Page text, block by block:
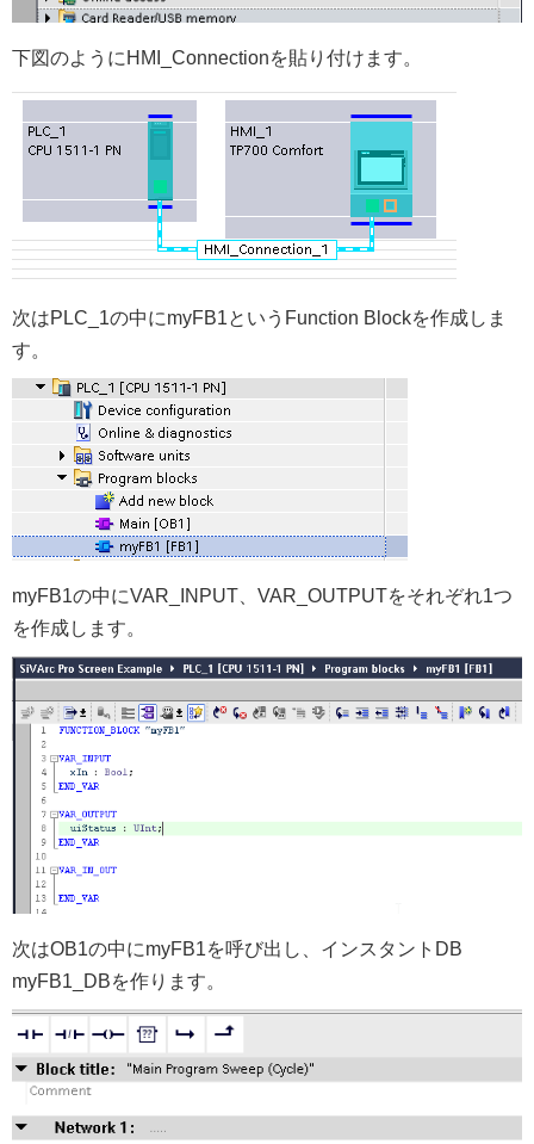
下図のようにHMI_Connectionを貼り付けます。
次はPLC_1の中にmyFB1というFunction Blockを作成しま
す。
myFB1の中にVAR_INPUT、VAR_OUTPUTをそれぞれ1つ
を作成します。
次はOB1の中にmyFB1を呼び出し、インスタントDB
myFB1_DBを作ります。